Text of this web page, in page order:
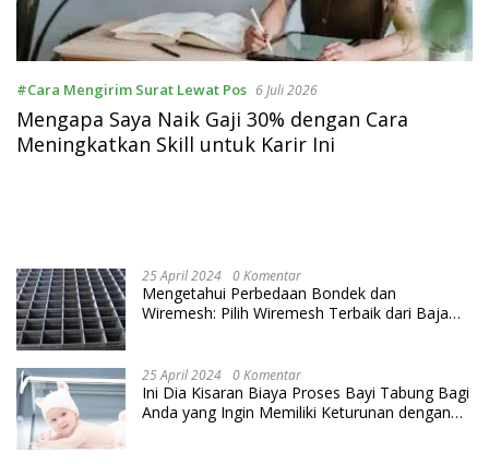
#Cara Mengirim Surat Lewat Pos 6 Juli 2026
Mengapa Saya Naik Gaji 30% dengan Cara
Meningkatkan Skill untuk Karir Ini
25 April 2024 0 Komentar
Mengetahui Perbedaan Bondek dan
Wiremesh: Pilih Wiremesh Terbaik dari Baja
25 April 2024 0 Komentar
Ini Dia Kisaran Biaya Proses Bayi Tabung Bagi
Anda yang Ingin Memiliki Keturunan dengan